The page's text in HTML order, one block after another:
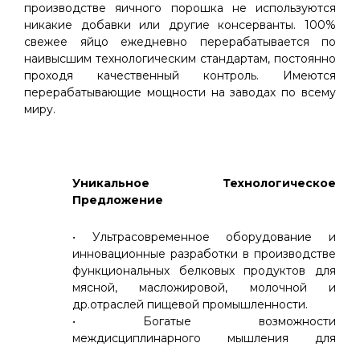
производстве яичного порошка не используются
никакие добавки или другие консерванты. 100%
свежее яйцо ежедневно перерабатывается по
наивысшим технологическим стандартам, постоянно
проходя качественный контроль. Имеются
перерабатывающие мощности на заводах по всему
миру.
Уникальное Технологическое
Предложение
• Ультрасовременное оборудование и
инновационные разработки в производстве
функциональных белковых продуктов для
мясной, масложировой, молочной и
др.отраслей пищевой промышленности.
• Богатые возможности
междисциплинарного мышления для